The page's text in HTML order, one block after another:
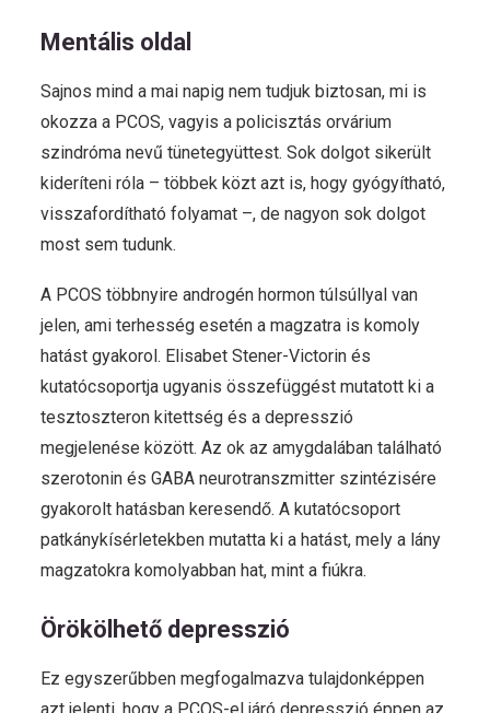
Mentális oldal
Sajnos mind a mai napig nem tudjuk biztosan, mi is
okozza a PCOS, vagyis a policisztás orvárium
szindróma nevű tünetegyüttest. Sok dolgot sikerült
kideríteni róla – többek közt azt is, hogy gyógyítható,
visszafordítható folyamat –, de nagyon sok dolgot
most sem tudunk.
A PCOS többnyire androgén hormon túlsúllyal van
jelen, ami terhesség esetén a magzatra is komoly
hatást gyakorol. Elisabet Stener-Victorin és
kutatócsoportja ugyanis összefüggést mutatott ki a
tesztoszteron kitettség és a depresszió
megjelenése között. Az ok az amygdalában található
szerotonin és GABA neurotranszmitter szintézisére
gyakorolt hatásban keresendő. A kutatócsoport
patkánykísérletekben mutatta ki a hatást, mely a lány
magzatokra komolyabban hat, mint a fiúkra.
Örökölhető depresszió
Ez egyszerűbben megfogalmazva tulajdonképpen